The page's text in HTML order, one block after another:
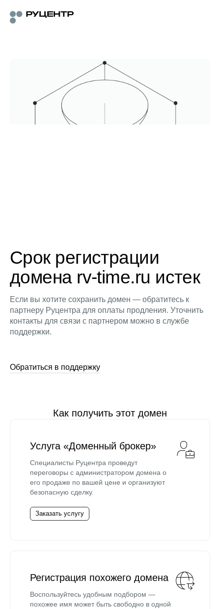
Срок регистрации
домена rv-time.ru истек
Если вы хотите сохранить домен — обратитесь к
партнеру Руцентра для оплаты продления. Уточнить
контакты для связи с партнером можно в службе
поддержки.
Обратиться в поддержку
Как получить этот домен
Услуга «Доменный брокер»
Специалисты Руцентра проведут
переговоры с администратором домена о
его продаже по вашей цене и организуют
безопасную сделку.
Заказать услугу
Регистрация похожего домена
Воспользуйтесь удобным подбором —
похожее имя может быть свободно в одной